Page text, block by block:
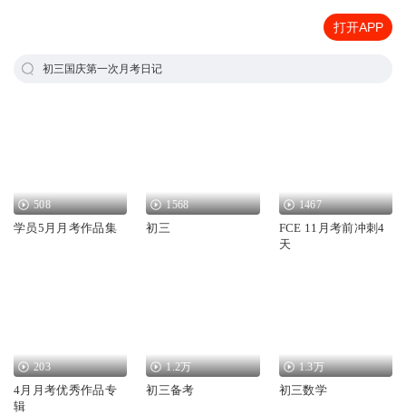
打开APP
初三国庆第一次月考日记
508
学员5月月考作品集
1568
初三
1467
FCE 11月考前冲刺4
天
203
4月月考优秀作品专
辑
1.2万
初三备考
1.3万
初三数学